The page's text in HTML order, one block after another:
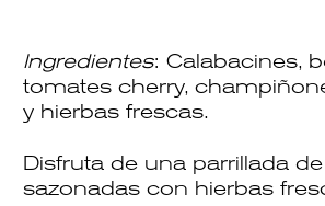
Ingredientes: Calabacines,
tomates cherry,
y hierbas frescas.
Disfruta de una parrillada
sazonadas con hierbas